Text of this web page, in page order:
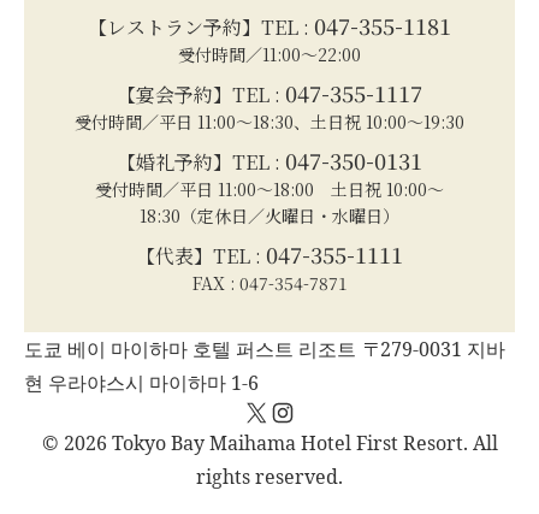
【レストラン予約】TEL : 047-355-1181
受付時間／11:00～22:00
【宴会予約】TEL : 047-355-1117
受付時間／平日 11:00～18:30、土日祝 10:00～19:30
【婚礼予約】TEL : 047-350-0131
受付時間／平日 11:00～18:00 土日祝 10:00～
18:30（定休日／火曜日・水曜日）
【代表】TEL : 047-355-1111
FAX : 047-354-7871
도쿄 베이 마이하마 호텔 퍼스트 리조트 〒279-0031 지바
현 우라야스시 마이하마 1-6
X Instagram
© 2026 Tokyo Bay Maihama Hotel First Resort. All
rights reserved.